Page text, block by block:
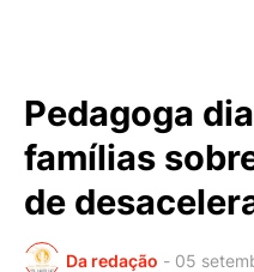
Pedagoga
famílias
de
Da redação - 05